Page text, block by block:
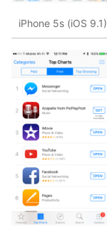
iPhone 5s (iOS 9.1)